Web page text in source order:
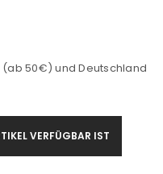
50€) und Deutschland
VERFÜGBAR IST